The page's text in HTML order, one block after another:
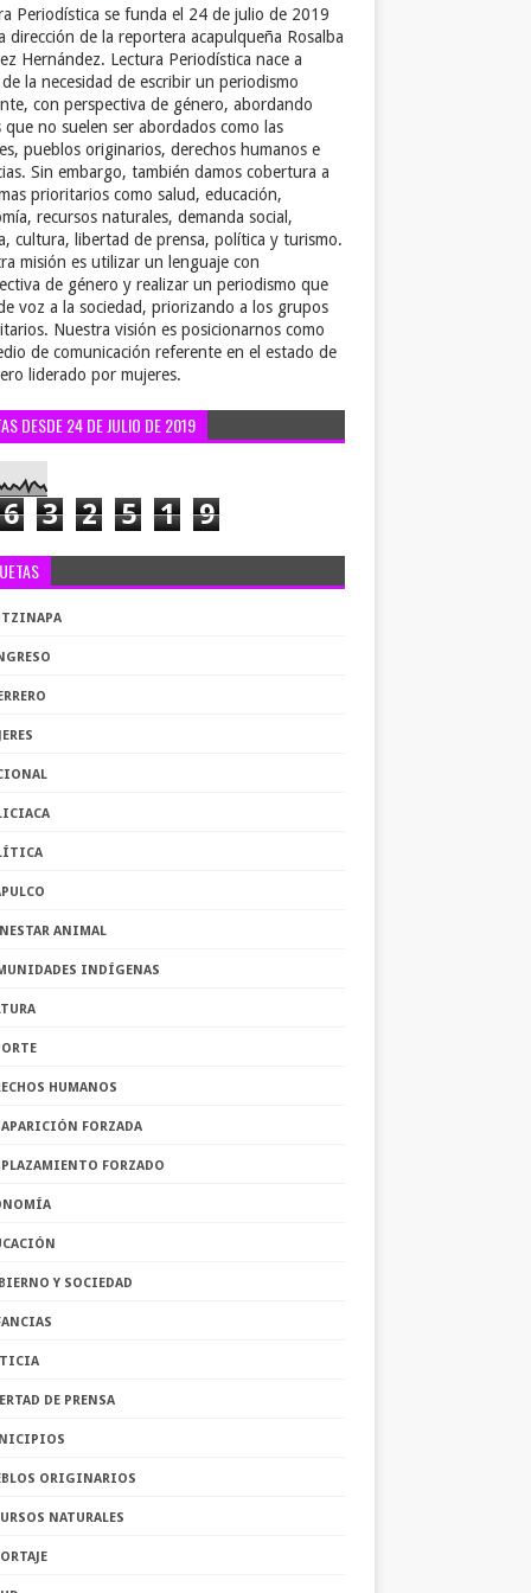
Periodística se funda el 24 de julio de 2019
dirección de la reportera acapulqueña Rosalba
Hernández. Lectura Periodística nace a
la necesidad de escribir un periodismo
con perspectiva de género, abordando
que no suelen ser abordados como las
pueblos originarios, derechos humanos e
Sin embargo, también damos cobertura a
prioritarios como salud, educación,
recursos naturales, demanda social,
cultura, libertad de prensa, política y turismo.
misión es utilizar un lenguaje con
de género y realizar un periodismo que
voz a la sociedad, priorizando a los grupos
Nuestra visión es posicionarnos como
de comunicación referente en el estado de
liderado por mujeres.
DESDE 24 DE JULIO DE 2019
6 3 2 5 1 9
ANIMAL
INDÍGENAS
HUMANOS
FORZADA
FORZADO
Y SOCIEDAD
DE PRENSA
ORIGINARIOS
NATURALES